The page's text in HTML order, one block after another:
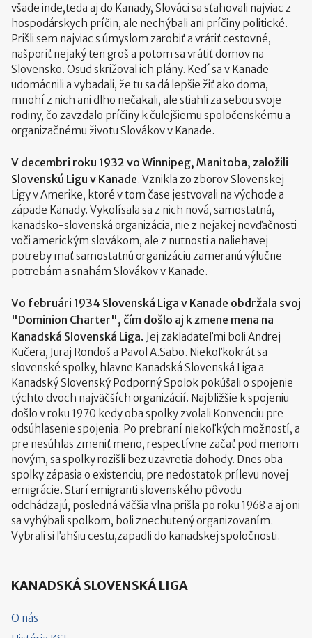
všade inde,teda aj do Kanady, Slováci sa sťahovali najviac z
hospodárskych príčin, ale nechýbali ani príčiny politické.
Prišli sem najviac s úmyslom zarobiť a vrátiť cestovné,
našporiť nejaký ten groš a potom sa vrátiť domov na
Slovensko. Osud skrižoval ich plány. Ked´ sa v Kanade
udomácnili a vybadali, že tu sa dá lepšie žiť ako doma,
mnohí z nich ani dlho nečakali, ale stiahli za sebou svoje
rodiny, čo zavzdalo príčiny k čulejšiemu spoločenskému a
organizačnému životu Slovákov v Kanade.
V decembri roku 1932 vo Winnipeg, Manitoba, založili
Slovenskú Ligu v Kanade. Vznikla zo zborov Slovenskej
Ligy v Amerike, ktoré v tom čase jestvovali na východe a
západe Kanady. Vykolísala sa z nich nová, samostatná,
kanadsko-slovenská organizácia, nie z nejakej nevďačnosti
voči americkým slovákom, ale z nutnosti a naliehavej
potreby mať samostatnú organizáciu zameranú výlučne
potrebám a snahám Slovákov v Kanade.
Vo februári 1934 Slovenská Liga v Kanade obdržala svoj
"Dominion Charter", čím došlo aj k zmene mena na
Kanadská Slovenská Liga. Jej zakladateľmi boli Andrej
Kučera, Juraj Rondoš a Pavol A.Sabo. Niekoľkokrát sa
slovenské spolky, hlavne Kanadská Slovenská Liga a
Kanadský Slovenský Podporný Spolok pokúšali o spojenie
týchto dvoch najväčších organizácií. Najbližšie k spojeniu
došlo v roku 1970 kedy oba spolky zvolali Konvenciu pre
odsúhlasenie spojenia. Po prebraní niekoľkých možností, a
pre nesúhlas zmeniť meno, respectívne začať pod menom
novým, sa spolky rozišli bez uzavretia dohody. Dnes oba
spolky zápasia o existenciu, pre nedostatok prílevu novej
emigrácie. Starí emigranti slovenského pôvodu
odchádzajú, posledná väčšia vlna prišla po roku 1968 a aj oni
sa vyhýbali spolkom, boli znechutený organizovaním.
Vybrali si ľahšiu cestu,zapadli do kanadskej spoločnosti.
KANADSKÁ SLOVENSKÁ LIGA
O nás